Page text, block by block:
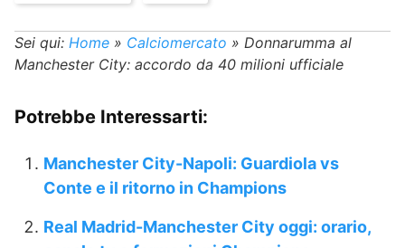
Sei qui: Home » Calciomercato » Donnarumma al
Manchester City: accordo da 40 milioni ufficiale
Potrebbe Interessarti:
Manchester City-Napoli: Guardiola vs
Conte e il ritorno in Champions
Real Madrid-Manchester City oggi: orario,